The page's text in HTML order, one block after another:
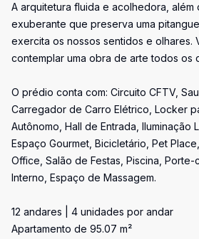
A arquitetura fluida e acolhedora, além
exuberante que preserva uma
exercita os nossos sentidos e olhares.
contemplar uma obra de arte todos os
O prédio conta com: Circuito CFTV,
Carregador de Carro Elétrico, Locker
Autônomo, Hall de Entrada, Iluminação
Espaço Gourmet, Bicicletário, Pet
Office, Salão de Festas, Piscina,
Interno, Espaço de Massagem.
12 andares | 4 unidades por andar
Apartamento de 95.07 m²